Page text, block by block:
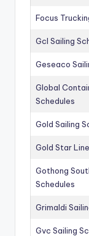
Focus
Gcl Sailing
Geseaco
Global
Schedules
Gold Sailing
Gold Star
Gothong
Schedules
Grimaldi
Gvc Sailing